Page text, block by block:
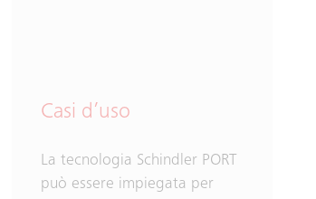
Casi d’uso
La tecnologia Schindler PORT
può essere impiegata per